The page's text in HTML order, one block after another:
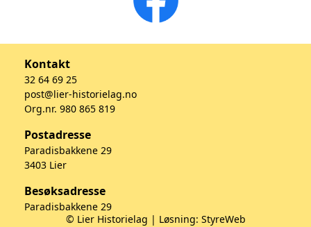
Kontakt
32 64 69 25
post@lier-historielag.no
Org.nr. 980 865 819
Postadresse
Paradisbakkene 29
3403 Lier
Besøksadresse
Paradisbakkene 29
3403 Lier© Lier Historielag | Løsning: StyreWeb